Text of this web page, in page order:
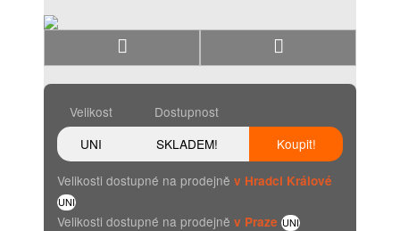
Velikost
Dostupnost
UNI
SKLADEM! Koupit!
Velikosti dostupné na prodejně v Hradci Králové
UNI
Velikosti dostupné na prodejně v Praze UNI